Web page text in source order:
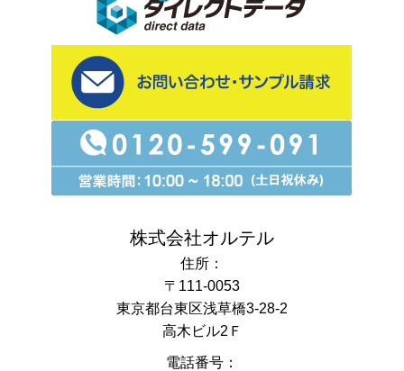
株式会社オルテル
住所：
〒111-0053
東京都台東区浅草橋3-28-2
高木ビル2Ｆ
電話番号：